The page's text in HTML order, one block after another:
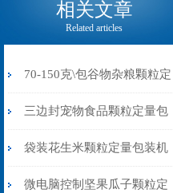
相关文章
Related articles
70-150克\包谷物杂粮颗粒定
量包装机制袋封口一体
三边封宠物食品颗粒定量包
装机称重封口一体
袋装花生米颗粒定量包装机
1公斤背封价格
微电脑控制坚果瓜子颗粒定